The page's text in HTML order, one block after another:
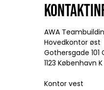
AWA
Hovedkontor øst
Gothersgade 101
1123 København K
Kontor vest